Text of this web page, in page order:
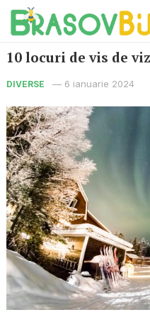
10 locuri de vis de
DIVERSE — 6 ianuarie 2024